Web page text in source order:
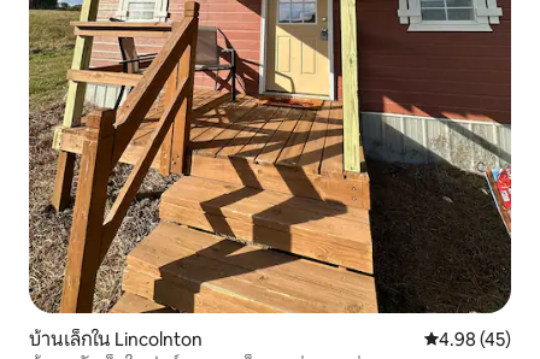
บ้านเล็กใน Lincolnton คะแนนเฉลี่ย
4.98 (45)